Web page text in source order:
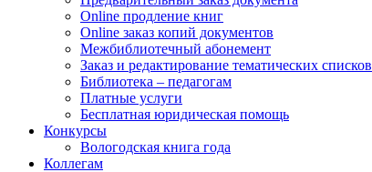
Online продление книг
Online заказ копий документов
Межбиблиотечный абонемент
Заказ и редактирование тематических списков
Библиотека – педагогам
Платные услуги
Бесплатная юридическая помощь
Конкурсы
Вологодская книга года
Коллегам